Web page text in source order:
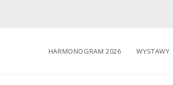
HARMONOGRAM 2026 WYSTAWY